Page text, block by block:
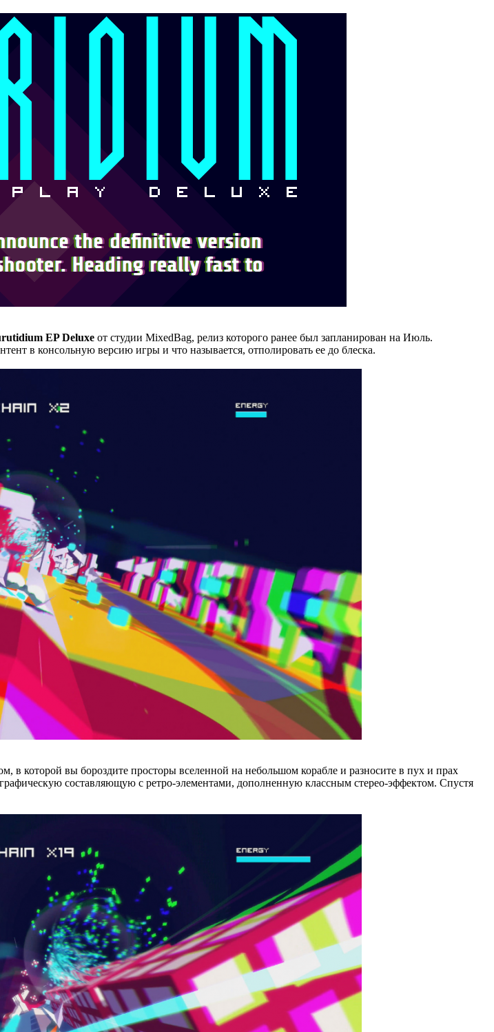
EP Deluxe от студии MixedBag, релиз которого ранее был запланирован на Июль.
в консольную версию игры и что называется, отполировать ее до блеска.
в которой вы бороздите просторы вселенной на небольшом корабле и разносите в пух и прах
составляющую с ретро-элементами, дополненную классным стерео-эффектом. Спустя